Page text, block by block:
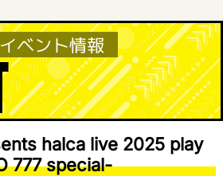
ベント情報
halca live 2025 play
777 special-